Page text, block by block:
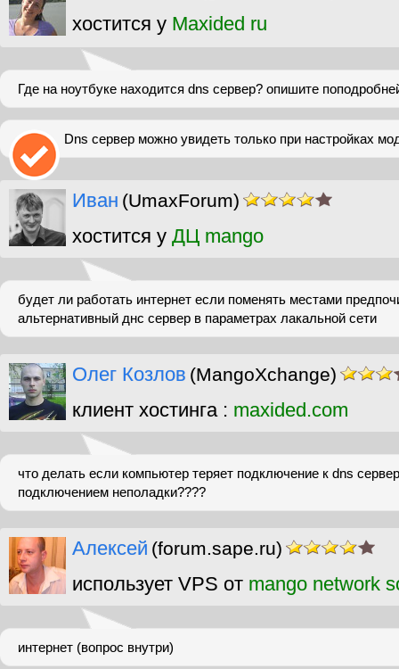
хостится у Maxided ru
Где на ноутбуке находится dns сервер? опишите
Dns сервер можно увидеть только при настройках
Иван (UmaxForum)
хостится у ДЦ mango
будет ли работать интернет если поменять местами
альтернативный днс сервер в параметрах лакальной сети
Олег Козлов (MangoXchange)
клиент хостинга : maxided.com
что делать если компьютер теряет подключение к dns
подключением неполадки????
Алексей (forum.sape.ru)
использует VPS от mango network
интернет (вопрос внутри)